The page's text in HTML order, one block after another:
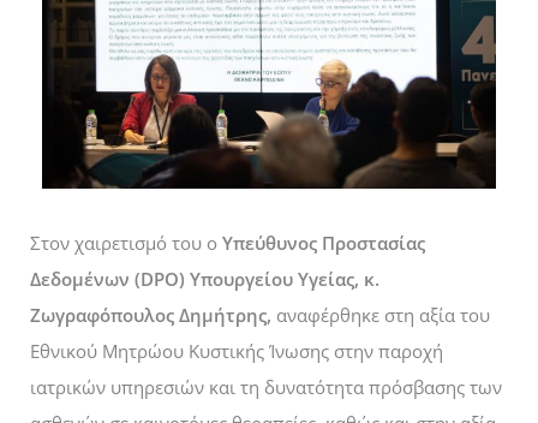
Στον χαιρετισμό του ο Υπεύθυνος Προστασίας
Δεδομένων (DPO) Υπουργείου Υγείας, κ.
Ζωγραφόπουλος Δημήτρης, αναφέρθηκε στη αξία του
Εθνικού Μητρώου Κυστικής Ίνωσης στην παροχή
ιατρικών υπηρεσιών και τη δυνατότητα πρόσβασης των